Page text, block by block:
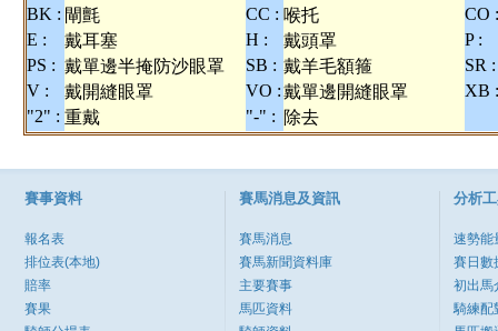
BK : 閘氈 CC : 喉托
CO :
E :
戴耳塞 H : 戴頭罩
P :
PS : 戴單邊半掩防沙眼罩 SB : 戴羊毛額箍
SR :
V :
戴開縫眼罩 VO :戴單邊開縫眼罩
XB :
"2" : 重戴 "-" : 除去
賽事資料
報名表
排位表(本地)
賠率
賽果
賽馬消息及資訊
賽馬消息
賽馬新聞資料庫
主要賽事
馬匹資料
分析
速勢能
賽日數
初出馬
騎練配